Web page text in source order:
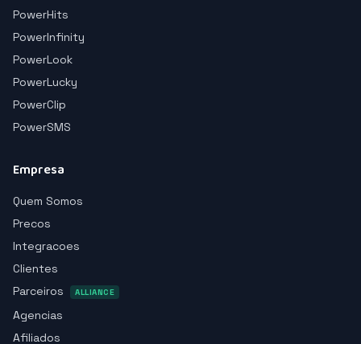
PowerHits
PowerInfinity
PowerLook
PowerLucky
PowerClip
PowerSMS
Empresa
Quem Somos
Precos
Integracoes
Clientes
Parceiros
ALLIANCE
Agencias
Afiliados